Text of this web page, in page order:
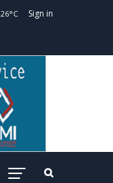
26°C Sign in